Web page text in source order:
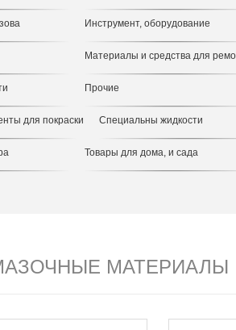
Инструмент, оборудование
Материалы и средства для
Прочие
для покраски Специальны жидкости
Товары для дома, и сада
МАТЕРИАЛЫ